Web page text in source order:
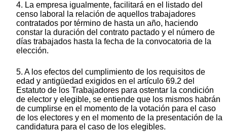
4. La empresa igualmente, facilitará en el listado del
censo laboral la relación de aquellos trabajadores
contratados por término de hasta un año, haciendo
constar la duración del contrato pactado y el número de
días trabajados hasta la fecha de la convocatoria de la
elección.
5. A los efectos del cumplimiento de los requisitos de
edad y antigüedad exigidos en el artículo 69.2 del
Estatuto de los Trabajadores para ostentar la condición
de elector y elegible, se entiende que los mismos habrán
de cumplirse en el momento de la votación para el caso
de los electores y en el momento de la presentación de la
candidatura para el caso de los elegibles.